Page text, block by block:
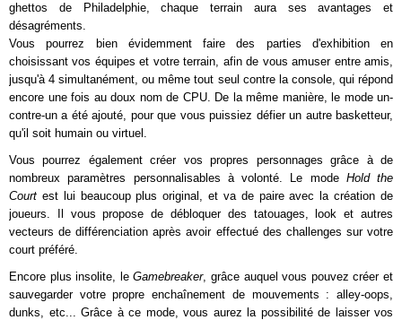
ghettos de Philadelphie, chaque terrain aura ses avantages et
désagréments.
Vous pourrez bien évidemment faire des parties d'exhibition en
choisissant vos équipes et votre terrain, afin de vous amuser entre amis,
jusqu'à 4 simultanément, ou même tout seul contre la console, qui répond
encore une fois au doux nom de CPU. De la même manière, le mode un-
contre-un a été ajouté, pour que vous puissiez défier un autre basketteur,
qu'il soit humain ou virtuel.
Vous pourrez également créer vos propres personnages grâce à de
nombreux paramètres personnalisables à volonté. Le mode Hold the
Court est lui beaucoup plus original, et va de paire avec la création de
joueurs. Il vous propose de débloquer des tatouages, look et autres
vecteurs de différenciation après avoir effectué des challenges sur votre
court préféré.
Encore plus insolite, leGamebreaker, grâce auquel vous pouvez créer et
sauvegarder votre propre enchaînement de mouvements : alley-oops,
dunks, etc... Grâce à ce mode, vous aurez la possibilité de laisser vos